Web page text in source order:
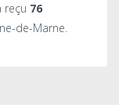
reçu 76
de-Marne.